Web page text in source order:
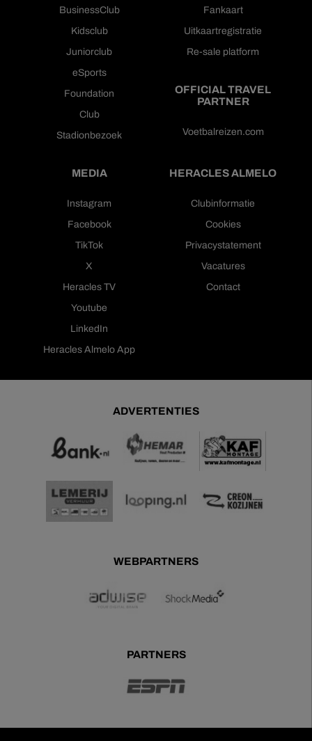
BusinessClub
Kidsclub
Juniorclub
eSports
Foundation
Club
Stadionbezoek
Fankaart
Uitkaartregistratie
Re-sale platform
OFFICIAL TRAVEL
PARTNER
Voetbalreizen.com
MEDIA
Instagram
Facebook
TikTok
X
Heracles TV
Youtube
LinkedIn
Heracles Almelo App
HERACLES ALMELO
Clubinformatie
Cookies
Privacystatement
Vacatures
Contact
ADVERTENTIES
WEBPARTNERS
PARTNERS